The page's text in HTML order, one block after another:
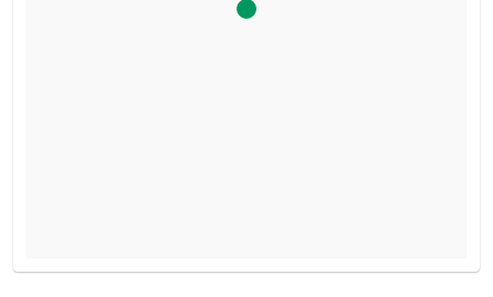
NEUER REFERENZKURS STÜCKZAHL
BROSCHÜRE